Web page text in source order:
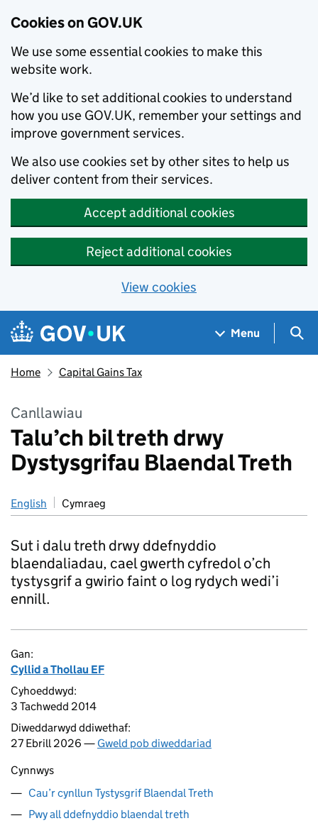
Cookies on GOV.UK
We use some essential cookies to make this
website work.
We’d like to set additional cookies to understand
how you use GOV.UK, remember your settings and
improve government services.
We also use cookies set by other sites to help us
deliver content from their services.
Accept additional cookies
Reject additional cookies
View cookies
Skip to main content
Navigation menu
Menu
Home Capital Gains Tax
Canllawiau
Talu’ch bil treth drwy
Dystysgrifau Blaendal Treth
English Cymraeg
Sut i dalu treth drwy ddefnyddio
blaendaliadau, cael gwerth cyfredol o’ch
tystysgrif a gwirio faint o log rydych wedi’i
ennill.
Gan:
Cyllid a Thollau EF
Cyhoeddwyd:
3 Tachwedd 2014
Diweddarwyd ddiwethaf:
27 Ebrill 2026 — Gweld pob diweddariad
Cynnwys
Cau’r cynllun Tystysgrif Blaendal Treth
Pwy all ddefnyddio blaendal treth